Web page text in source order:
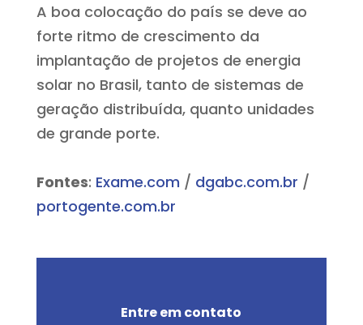
A boa colocação do país se deve ao
forte ritmo de crescimento da
implantação de projetos de energia
solar no Brasil, tanto de sistemas de
geração distribuída, quanto unidades
de grande porte.
Fontes: Exame.com / dgabc.com.br /
portogente.com.br
Entre em contato